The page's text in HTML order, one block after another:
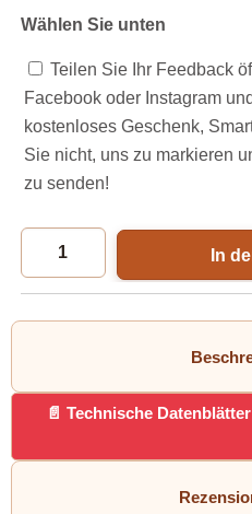
Wählen Sie unten
Teilen Sie Ihr Feedback
Facebook oder Instagram
kostenloses Geschenk,
Sie nicht, uns zu markieren
zu senden!
In
Technische